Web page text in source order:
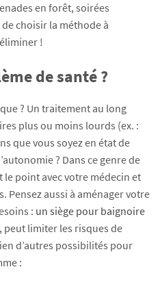
en forêt, soirées
choisir la méthode à
!
de santé ?
? Un traitement au long
plus ou moins lourds (ex. :
que vous soyez en état de
? Dans ce genre de
point avec votre médecin et
Pensez aussi à aménager votre
: un siège pour baignoire
limiter les risques de
d’autres possibilités pour
: